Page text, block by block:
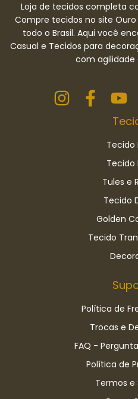
Loja de tecidos completa
Compre tecidos no site
todo o Brasil. Aqui você
Casual e Tecidos para
com agilidade
Tecido
Tecido
Tules e
Tecido
Golden
Tecido
Política de
Trocas e
FAQ -
Política de
Termos e